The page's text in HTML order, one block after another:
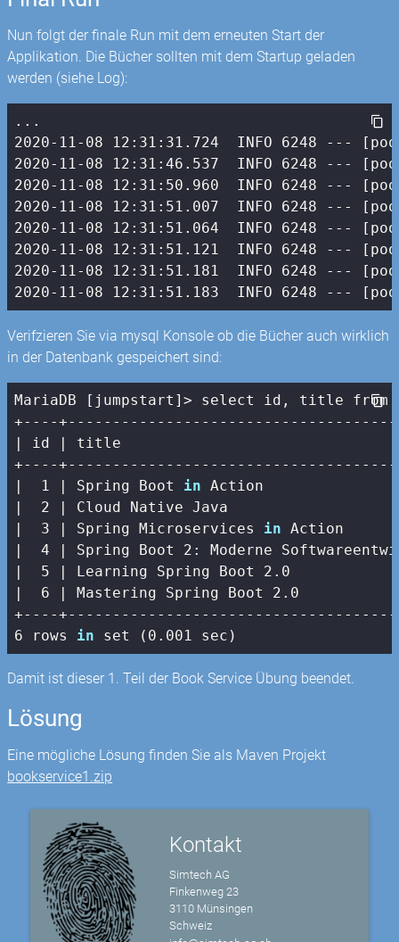
Nun folgt der finale Run mit dem erneuten Start der
Applikation. Die Bücher sollten mit dem Startup geladen
werden (siehe Log):
2020-11-08 12 : 31 : 31.724
  INFO
6248 ---
2020-11-08 12 : 31 :46.537
  INFO
6248 ---
2020-11-08 12 : 31 : 50.960
  INFO
6248 ---
2020-11-08 12 : 31 : 51.007
  INFO
6248 ---
2020-11-08 12 : 31 : 51.064
  INFO
6248 ---
2020-11-08 12 : 31 : 51.121
  INFO
6248 ---
2020-11-08 12 : 31 : 51.181
  INFO
6248 ---
2020-11-08 12 : 31 : 51.183
  INFO
6248 ---
Verifzieren Sie via mysql Konsole ob die Bücher auch wirklich
in der Datenbank gespeichert sind:
MariaDB [jumpstart]> select id, title from
| id |
+----
|
1 | Spring Boot in Action
|  2 |
Cloud
|
3 | Spring Microservices in Action
|  4 |
Spring Boot 2 : Moderne
|
5
| Learning Spring Boot 2.0
|  6 |
Mastering Spring Boot 2.0
+----
6 rows in set (0.001 sec)
Damit ist dieser 1. Teil der Book Service Übung beendet.
Lösung
Eine mögliche Lösung finden Sie als Maven Projekt
bookservice1.zip
Kontakt
Simtech AG
Finkenweg 23
3110 Münsingen
Schweiz